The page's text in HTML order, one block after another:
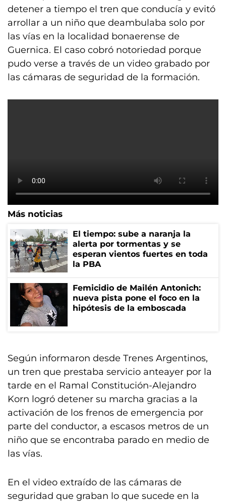
detener a tiempo el tren que conducía y evitó
arrollar a un niño que deambulaba solo por
las vías en la localidad bonaerense de
Guernica. El caso cobró notoriedad porque
pudo verse a través de un video grabado por
las cámaras de seguridad de la formación.
Más noticias
El tiempo: sube a naranja la
alerta por tormentas y se
esperan vientos fuertes en toda
la PBA
Femicidio de Mailén Antonich:
nueva pista pone el foco en la
hipótesis de la emboscada
Según informaron desde Trenes Argentinos,
un tren que prestaba servicio anteayer por la
tarde en el Ramal Constitución-Alejandro
Korn logró detener su marcha gracias a la
activación de los frenos de emergencia por
parte del conductor, a escasos metros de un
niño que se encontraba parado en medio de
las vías.
En el video extraído de las cámaras de
seguridad que graban lo que sucede en la